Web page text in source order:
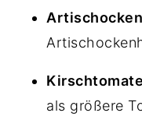
Artischocken
als größere